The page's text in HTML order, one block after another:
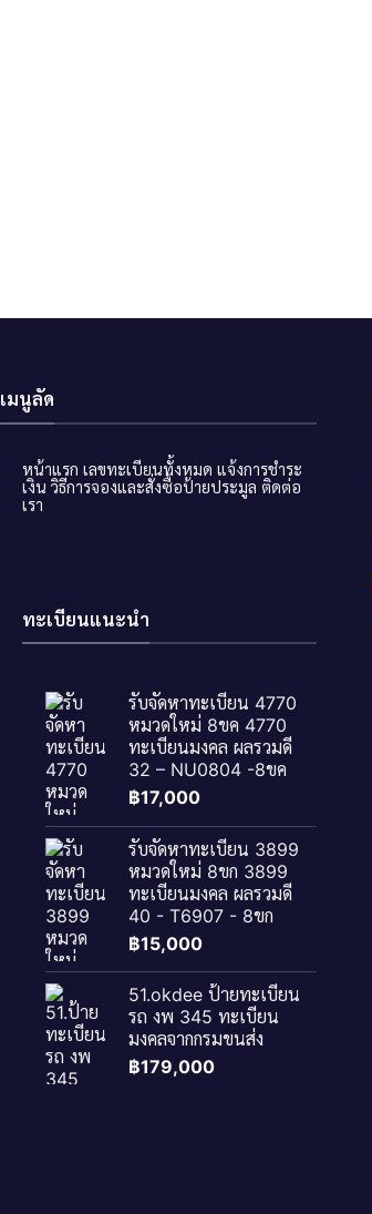
เมนูลัด
หน้าแรก เลขทะเบียนทั้งหมด แจ้งการชำระ
เงิน วิธีการจองและสั่งซื้อป้ายประมูล ติดต่อ
เรา
ทะเบียนแนะนำ
รับจัดหาทะเบียน 4770
หมวดใหม่ 8ขค 4770
ทะเบียนมงคล ผลรวมดี
32 – NU0804 -8ขค
฿17,000
รับจัดหาทะเบียน 3899
หมวดใหม่ 8ขก 3899
ทะเบียนมงคล ผลรวมดี
40 - T6907 - 8ขก
฿15,000
51.okdee ป้ายทะเบียน
รถ งพ 345 ทะเบียน
มงคลจากกรมขนส่ง
฿179,000